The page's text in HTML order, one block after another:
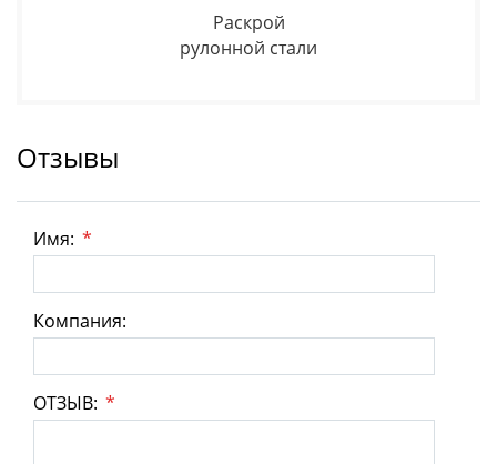
Раскрой
рулонной стали
Отзывы
Имя: *
Компания:
ОТЗЫВ: *